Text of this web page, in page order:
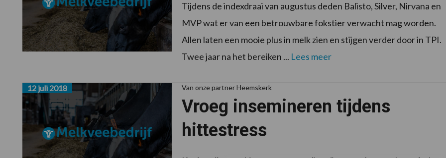
Tijdens de indexdraai van augustus deden Balisto, Silver, Nirvana en
MVP wat er van een betrouwbare fokstier verwacht mag worden.
Allen laten een mooie plus in melk zien en stijgen verder door in TPI.
Twee jaar na het bereiken ... Lees meer
Van onze partner Heemskerk
Vroeg insemineren tijdens
hittestress
12 juli 2018